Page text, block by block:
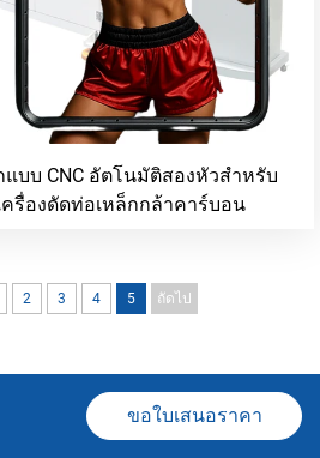
บบ CNC อัตโนมัติสองหัวสำหรับ
ครื่องดัดท่อเหล็กกล้าคาร์บอน
2 3 4 5 ถัดไป
ขอใบเสนอราคา